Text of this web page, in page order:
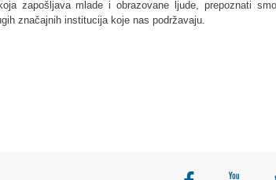
zapošljava mlade i obrazovane ljude, prepoznati
značajnih institucija koje nas podržavaju.